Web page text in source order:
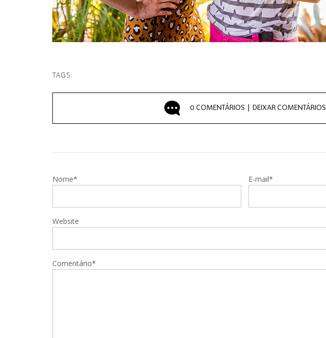
TAGS:
0 COMENTÁRIOS | DEIXAR COMENTÁRIOS
Nome* E-mail*
Website
Comentário*